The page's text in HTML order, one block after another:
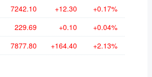
7242.10 +12.30 +0.17%
229.69 +0.10 +0.04%
7877.80 +164.40 +2.13%